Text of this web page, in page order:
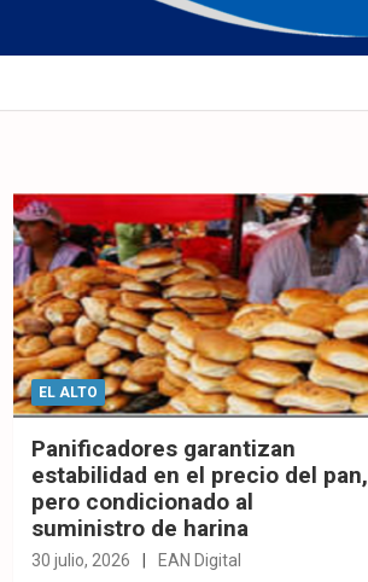
EL ALTO
Panificadores garantizan
estabilidad en el precio del pan,
pero condicionado al
suministro de harina
30 julio, 2026 EAN Digital